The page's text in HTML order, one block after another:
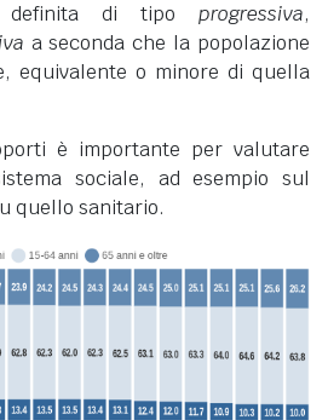
definita di tipo progressiva,
a seconda che la popolazione
equivalente o minore di quella
è importante per valutare
sociale, ad esempio sul
quello sanitario.